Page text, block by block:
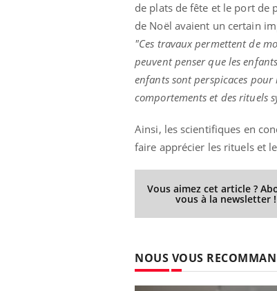
de plats de fête et le port de
de Noël avaient un certain
"Ces travaux permettent de
peuvent penser que les
enfants sont perspicaces
comportements et des rituels
Ainsi, les scientifiques en
faire apprécier les rituels et
Vous aimez cet article ?
vous à la newsletter !
NOUS VOUS